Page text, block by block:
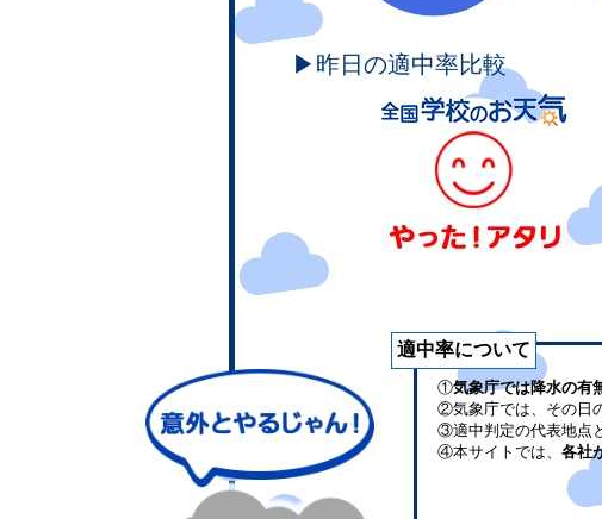
▶昨日の適中率比較
適中率について
①気象庁では降水の有
②気象庁では、その日
③適中判定の代表地点
④本サイトでは、 各社